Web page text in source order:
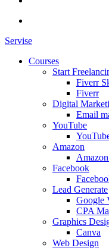
Servise
Courses
Start
Fiverr
Fiverr
Digital
Email
YouTube
Amazon
Facebook
Lead Generate
Google
CPA
Graphics
Canva
Web Design